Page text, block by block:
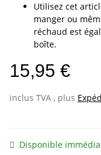
Utilisez cet
manger ou
réchaud est
boîte.
15,95 €
inclus TVA , plus
Disponible